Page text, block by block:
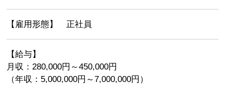
【雇用形態】 正社員
【給与】
月収：280,000円～450,000円
（年収：5,000,000円～7,000,000円）